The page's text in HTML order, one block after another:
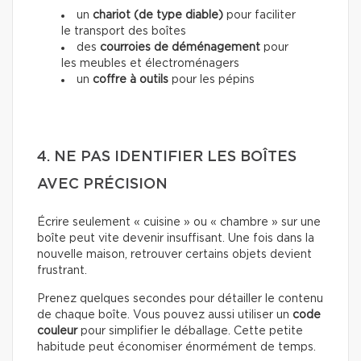
un chariot (de type diable) pour faciliter
le transport des boîtes
des courroies de déménagement pour
les meubles et électroménagers
un coffre à outils pour les pépins
4. NE PAS IDENTIFIER LES BOÎTES
AVEC PRÉCISION
Écrire seulement « cuisine » ou « chambre » sur une
boîte peut vite devenir insuffisant. Une fois dans la
nouvelle maison, retrouver certains objets devient
frustrant.
Prenez quelques secondes pour détailler le contenu
de chaque boîte. Vous pouvez aussi utiliser un code
couleurpour simplifier le déballage. Cette petite
habitude peut économiser énormément de temps.